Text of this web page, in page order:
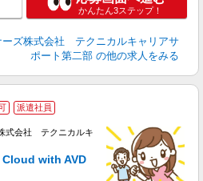
かんたん3ステップ！
ーズ株式会社 テクニカルキャリアサ
ポート第二部 の他の求人をみる
派遣社員
式会社 テクニカルキ
Cloud with AVD